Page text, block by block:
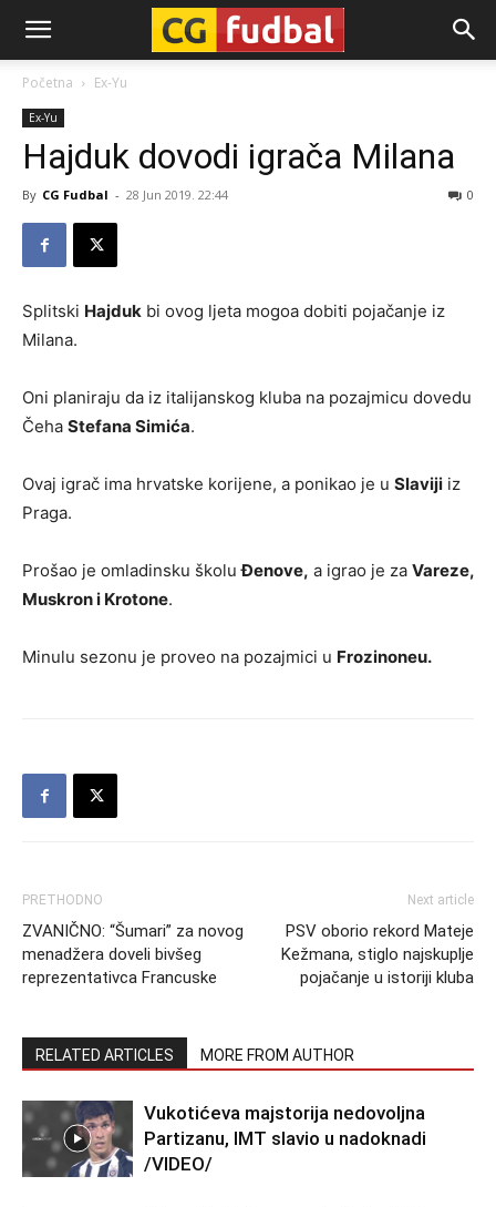
CG-
Fudbal
Početna Ex-Yu
Ex-Yu
Hajduk dovodi igrača Milana
By CG Fudbal - 28 Jun 2019. 22:44 0
Splitski Hajduk bi ovog ljeta mogoa dobiti pojačanje iz
Milana.
Oni planiraju da iz italijanskog kluba na pozajmicu dovedu
Čeha Stefana Simića.
Ovaj igrač ima hrvatske korijene, a ponikao je u Slaviji iz
Praga.
Prošao je omladinsku školuĐenove, a igrao je za Vareze,
Muskron i Krotone.
Minulu sezonu je proveo na pozajmici u Frozinoneu.
PRETHODNO
ZVANIČNO: “Šumari” za novog
menadžera doveli bivšeg
reprezentativca Francuske
Next article
PSV oborio rekord Mateje
Kežmana, stiglo najskuplje
pojačanje u istoriji kluba
RELATED ARTICLES MORE FROM AUTHOR
Vukotićeva majstorija nedovoljna
Partizanu, IMT slavio u nadoknadi
/VIDEO/